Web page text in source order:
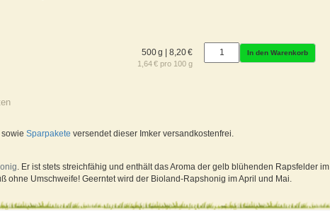
500 g | 8,20 €
1,64 € pro 100 g
In den Warenkorb
sowieSparpakete versendet dieser Imker versandkostenfrei.
. Er ist stets streichfähig und enthält das Aroma der gelb blühenden Rapsfelder im
ohne Umschweife! Geerntet wird der Bioland-Rapshonig im April und Mai.